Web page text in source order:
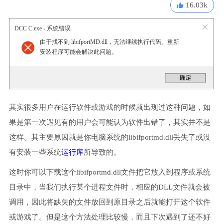
16.03k
DCC C.exe - 系统错误
由于找不到 libifportMD.dll，无法继续执行代码。重新
安装程序可能会解决此问题。
其实很多用户在运行软件或游戏的时候就出现过这种问题，如
果是第一次遇见有的用户会可能认为软件出错了，其实并不是
这样。其主要原因就是你电脑系统的libifportmd.dll丢失了或没
有安装一些系统运行库所导致的。
这时你可以下载这个libifportmd.dll文件把它放入到程序或系统
目录中，当我们执行某个进程文件时，相应的DLL文件就会被
调用，因此将缺失的文件放回到原目录之后就能打开这个软件
或游戏了。但是这个方法处理比较慢，而且下次遇到了还不好